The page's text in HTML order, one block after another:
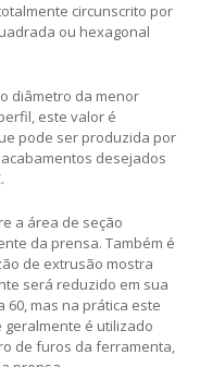
circunscrito por
ou hexagonal
diâmetro da menor
este valor é
pode ser produzida por
desejados
a área de seção
da prensa. Também é
de extrusão mostra
será reduzido em sua
60, mas na prática este
geralmente é utilizado
de furos da ferramenta,